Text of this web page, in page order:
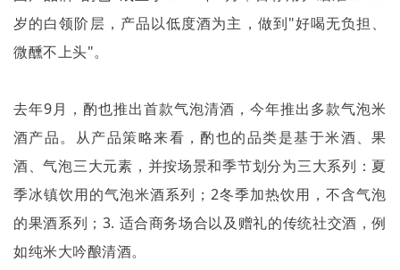
岁的白领阶层，产品以低度酒为主，做到"好喝无负担、
微醺不上头"。
去年9月，酌也推出首款气泡清酒，今年推出多款气泡米
酒产品。从产品策略来看，酌也的品类是基于米酒、果
酒、气泡三大元素，并按场景和季节划分为三大系列：夏
季冰镇饮用的气泡米酒系列；2冬季加热饮用，不含气泡
的果酒系列； 3. 适合商务场合以及赠礼的传统社交酒，例
如纯米大吟酿清酒。